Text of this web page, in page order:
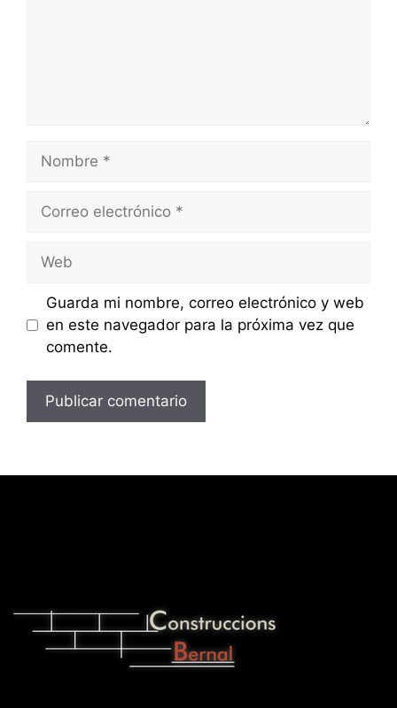
electrónico
Guarda mi nombre, correo electrónico y web
en este navegador para la próxima vez que
comente.